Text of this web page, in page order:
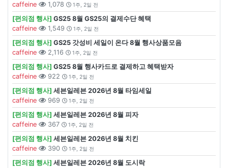
caffeine
1,078 1주, 2일 전
[편의점 행사] GS25 8월 GS25의 결제수단 혜택
caffeine
1,549 1주, 2일 전
[편의점 행사] GS25 갓성비 세일이 온다 8월 행사상품모음
caffeine
2,116 1주, 2일 전
[편의점 행사] GS25 8월 행사카드로 결제하고 혜택받자
caffeine
922 1주, 2일 전
[편의점 행사] 세븐일레븐 2026년 8월 타임세일
caffeine
969 1주, 2일 전
[편의점 행사] 세븐일레븐 2026년 8월 피자
caffeine
367 1주, 2일 전
[편의점 행사] 세븐일레븐 2026년 8월 치킨
caffeine
390 1주, 2일 전
[편의점 행사] 세븐일레븐 2026년 8월 도시락